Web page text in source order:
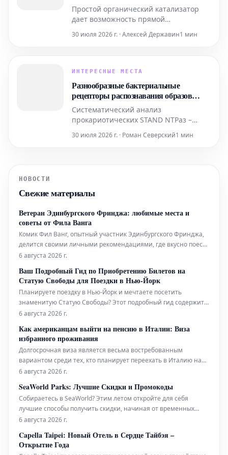
Простой органический катализатор
дает возможность прямой
углекислого газа (CO2) с
высокоэффективные полиэфиры,
деполимеризованы и повторно
использованы в рамках замкнутого
30 июля 2026 г. · Алексей Державин1 мин
ИНТЕРЕСНЫЕ МЕСТА
Разнообразные бактериальные
рецепторы распознавания образов
обнаруживают основной протеом фагов
Систематический анализ
прокариотических STAND NTPаз –
иммунным рецепторам,
обнаруживать большинство основных
принад
30 июля 2026 г. · Роман Северский1 мин
НОВОСТИ
Свежие материалы
Ветеран Эдинбургского Фринджа: любимые места и
советы от Фила Ванга
Комик Фил Ванг, опытный участник Эдинбургского Фринджа,
делится своими личными рекомендациями, где вкусно поесть
и выпить во время фестиваля в этом году. Он также указывает
забронировать.
6 августа 2026 г.
Ваш Подробный Гид по Приобретению Билетов на
Статую Свободы для Поездки в Нью-Йорк
Планируете поездку в Нью-Йорк и мечтаете посетить
знаменитую Статую Свободы? Этот подробный гид содержит
всю необходимую информацию, которая поможет вам легко
подготовиться к визиту к этой всемирно известной
достопримечательности. Узнайте, как забронир
6 августа 2026 г.
Как американцам выйти на пенсию в Италии: Виза
избранного проживания
Долгосрочная виза является весьма востребованным
вариантом среди тех, кто планирует переехать в Италию на
постоянное жительство. Ниже представлена ключевая
6 августа 2026 г.
SeaWorld Parks: Лучшие Скидки и Промокоды
Собираетесь в SeaWorld? Этим летом откройте для себя
лучшие способы получить скидки, начиная от временных
специальных предложений и заканчивая круглогодичным
6 августа 2026 г.
Capella Taipei: Новый Отель в Сердце Тайбэя –
Открытие Года